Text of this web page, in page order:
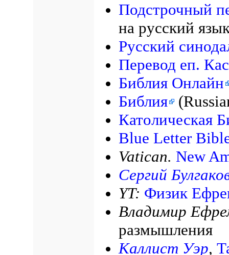
Подстрочный
на русский
Русский
Перевод еп.
Библия Онлайн
Библия
Католическая
Blue Letter
Vatican. New
Сергий
YT: Физик
Владимир
размышления
Каллист Уэр,